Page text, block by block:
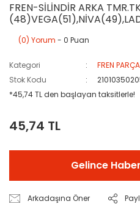
FREN-SİLİNDİR ARKA
(0) Yorum - 0 Puan
Kategori
FREN
Stok Kodu
*45,74 TL den başlayan taksitlerle!
45,74 TL
Gelince
Arkadaşına Öner